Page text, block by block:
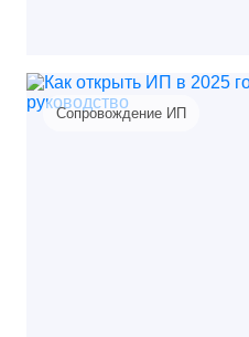
Сопровождение ИП